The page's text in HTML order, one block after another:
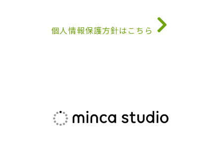
個人情報保護方針はこちら